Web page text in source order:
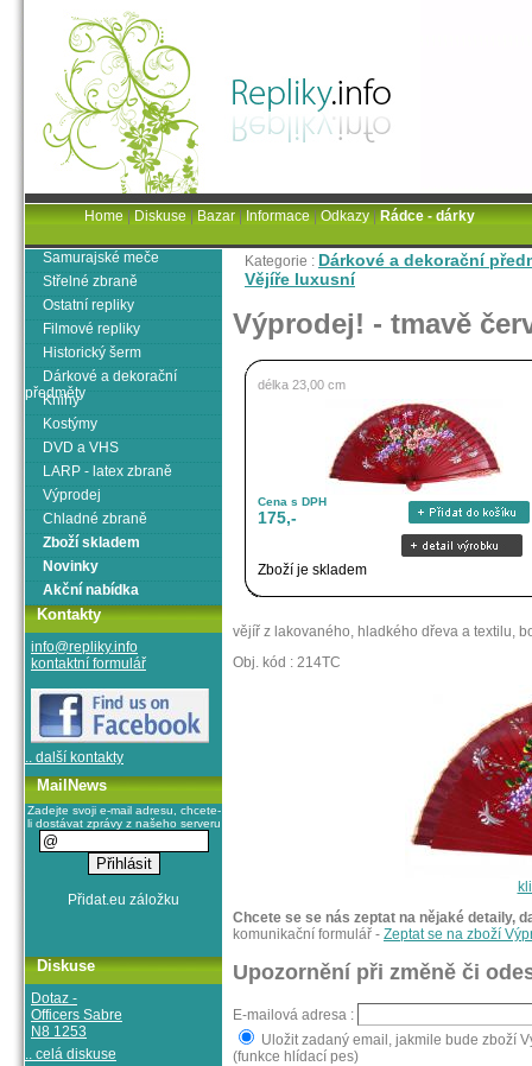
Kategorie : Dárkové a dekorační
Vějíře luxusní
Výprodej! - tmavě
délka 23,00 cm
Cena s DPH
175,-
Zboží je skladem
vějíř z lakovaného, hladkého dřeva a textilu,
Obj. kód : 214TC
Chcete se se nás zeptat na nějaké detaily,
komunikační formulář - Zeptat se na zboží
Upozornění při změně či
E-mailová adresa :
Uložit zadaný email, jakmile bude zboží
(funkce hlídací pes)
Samurajské meče
Střelné zbraně
Ostatní repliky
Filmové repliky
Historický šerm
Dárkové a dekorační
předměty
Knihy
Kostýmy
DVD a VHS
LARP - latex zbraně
Výprodej
Chladné zbraně
Zboží skladem
Novinky
Akční nabídka
Kontakty
info@repliky.info
kontaktní formulář
.. další kontakty
MailNews
Zadejte svoji e-mail adresu, chcete-
li dostávat zprávy z našeho serveru
Diskuse
Dotaz -
Officers Sabre
N8 1253
.. celá diskuse
Home|Diskuse|Bazar|Informace|Odkazy|Rádce - dárky